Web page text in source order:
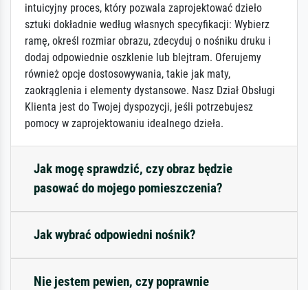
intuicyjny proces, który pozwala zaprojektować dzieło
sztuki dokładnie według własnych specyfikacji: Wybierz
ramę, określ rozmiar obrazu, zdecyduj o nośniku druku i
dodaj odpowiednie oszklenie lub blejtram. Oferujemy
również opcje dostosowywania, takie jak maty,
zaokrąglenia i elementy dystansowe. Nasz Dział Obsługi
Klienta jest do Twojej dyspozycji, jeśli potrzebujesz
pomocy w zaprojektowaniu idealnego dzieła.
Jak mogę sprawdzić, czy obraz będzie
pasować do mojego pomieszczenia?
Jak wybrać odpowiedni nośnik?
Nie jestem pewien, czy poprawnie